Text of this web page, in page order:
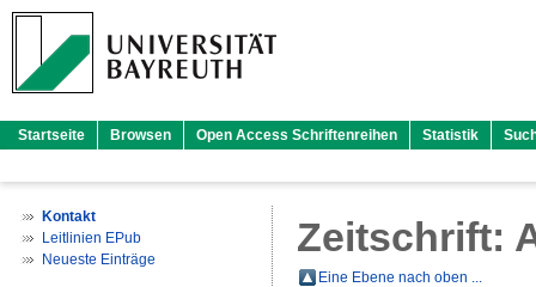
Startseite Browsen Open Access Schriftenreihen Statistik
Kontakt
Leitlinien EPub
Neueste Einträge
Zeitschrift:
Eine Ebene nach oben ...